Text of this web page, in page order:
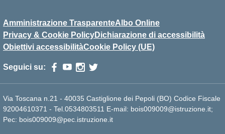
Amministrazione TrasparenteAlbo Online
Privacy & Cookie PolicyDichiarazione di accessibilità
Obiettivi accessibilitàCookie Policy (UE)
Seguici su:
Via Toscana n.21 - 40035 Castiglione dei Pepoli (BO) Codice Fiscale
92004610371 - Tel.0534803511 E-mail: bois009009@istruzione.it;
Pec: bois009009@pec.istruzione.it